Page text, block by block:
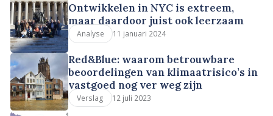
Ontwikkelen in NYC is extreem,
maar daardoor juist ook leerzaam
Analyse 11 januari 2024
Red&Blue: waarom betrouwbare
beoordelingen van klimaatrisico’s in
vastgoed nog ver weg zijn
Verslag 12 juli 2023